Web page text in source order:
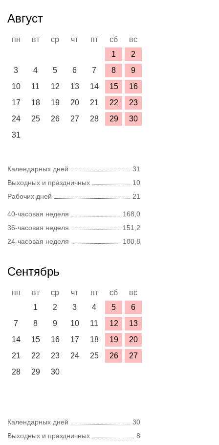
Август
пн вт ср чт пт сб
вс
1
2
3
4 5 6 7 8
9
10
11 12 13 14 15
16
17
18 19 20 21 22
23
24
25 26 27 28 29
30
31
Календарных дней
31
Выходных и праздничных
10
Рабочих дней
21
40-часовая неделя
168,0
36-часовая неделя
151,2
24-часовая неделя
100,8
Сентябрь
пн вт ср чт пт сб
вс
1
2 3 4 5
6
7
8 9 10 11 12
13
14
15 16 17 18 19
20
21
22 23 24 25 26
27
28
29 30
Календарных дней
30
Выходных и праздничных
8